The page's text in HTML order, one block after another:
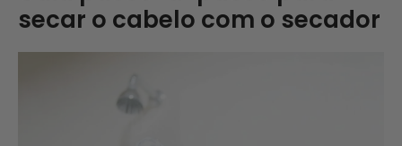
secar o cabelo com o secador